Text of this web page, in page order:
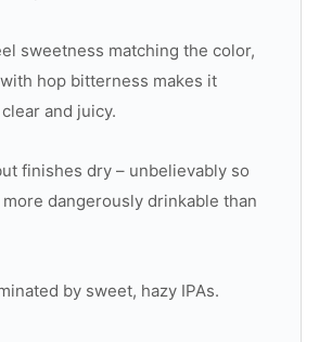
sweetness matching the color,
hop bitterness makes it
and juicy.
finishes dry – unbelievably so
more dangerously drinkable than
by sweet, hazy IPAs.